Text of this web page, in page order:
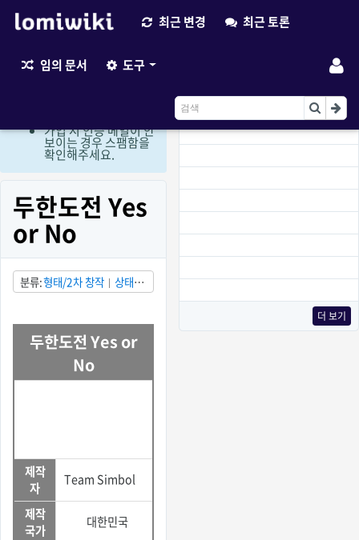
최근 변경 최근 토론
임의 문서 도구
더 보기
현재 로그인 회원만 편
집이 가능한 상태입니
가입 시 인증 메일이 안
보이는 경우 스팸함을
확인해주세요.
두한도전 Yes
or No
분류 형태/2차 창작
상태/
부분적으로 발견됨
국가/대
두한도전 Yes or
No
제작
자
Team Simbol
제작
국가
대한민국